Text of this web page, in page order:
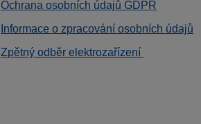
Ochrana osobních údajů GDPR
Informace o zpracování osobních údajů
Zpětný odběr elektrozařízení